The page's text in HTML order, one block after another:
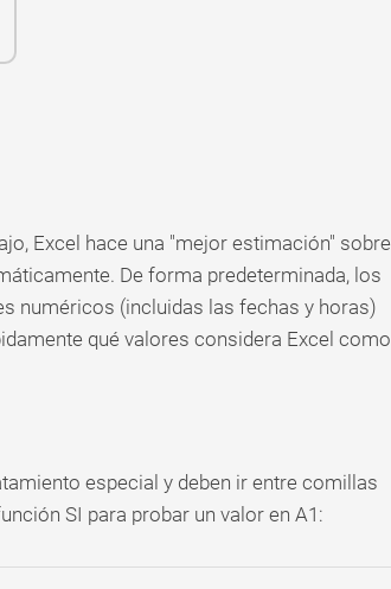
Excel hace una "mejor estimación" sobre
De forma predeterminada, los
numéricos (incluidas las fechas y horas)
qué valores considera Excel como
especial y deben ir entre comillas
SI para probar un valor en A1: